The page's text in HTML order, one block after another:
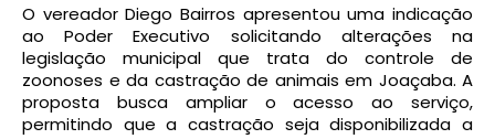
O vereador Diego Bairros apresentou uma indicação
ao Poder Executivo solicitando alterações na
legislação municipal que trata do controle de
zoonoses e da castração de animais em Joaçaba. A
proposta busca ampliar o acesso ao serviço,
permitindo que a castração seja disponibilizada a